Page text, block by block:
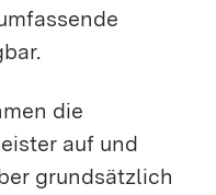
die
auf und
grundsätzlich